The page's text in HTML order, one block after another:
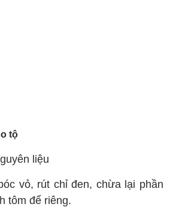
tộ
liệu
vỏ, rút chỉ đen, chừa lại phần
tôm để riêng.